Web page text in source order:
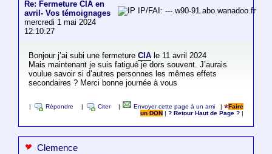
Re: Fermeture CIA en
avril- Vos témoignages
mercredi 1 mai 2024
12:10:27
IP/FAI: ---.w90-91.abo.wanadoo.fr
Bonjour j’ai subi une fermeture CIAle 11 avril 2024
Mais maintenant je suis fatigué je dors souvent. J’aurais
voulue savoir si d’autres personnes les mêmes effets
secondaires ? Merci bonne journée à vous
Répondre Citer Envoyer cette page à un ami |
Faire
un DON
|? Retour Haut de Page ?
Clemence